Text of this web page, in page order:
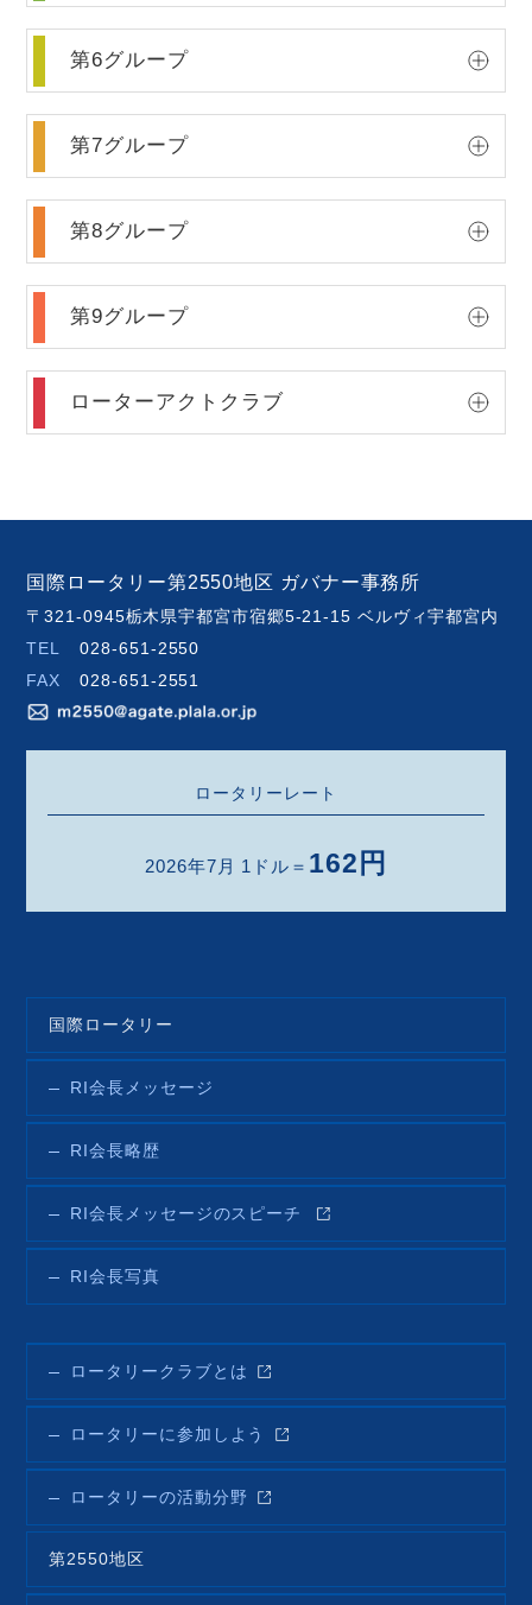
第6グループ
第7グループ
第8グループ
第9グループ
ローターアクトクラブ
国際ロータリー第2550地区 ガバナー事務所
〒321-0945栃木県宇都宮市宿郷5-21-15 ベルヴィ宇都宮内
TEL
028-651-2550
FAX
028-651-2551
ロータリーレート
2026年7月 1ドル＝ 162円
国際ロータリー
RI会長メッセージ
RI会長略歴
RI会長メッセージのスピーチ
RI会長写真
ロータリークラブとは
ロータリーに参加しよう
ロータリーの活動分野
第2550地区